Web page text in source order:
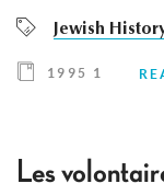
Jewish
1995 1
Les